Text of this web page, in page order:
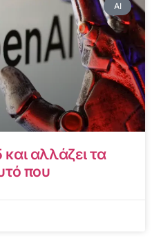
AI
αλλάζει τα
που